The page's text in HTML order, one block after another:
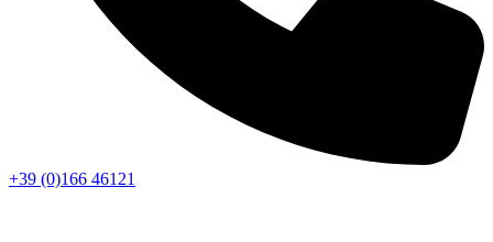
+39 (0)166 46121